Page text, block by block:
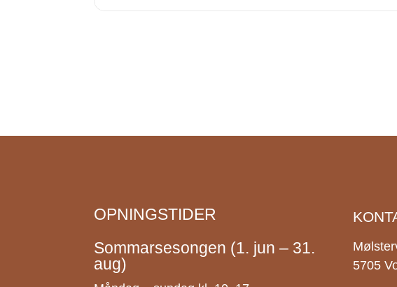
OPNINGSTIDER
Sommarsesongen (1. jun – 31.
aug)
5705